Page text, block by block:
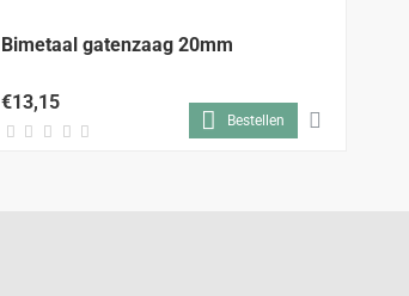
Bimetaal gatenzaag 20mm
€13,15
Bestellen